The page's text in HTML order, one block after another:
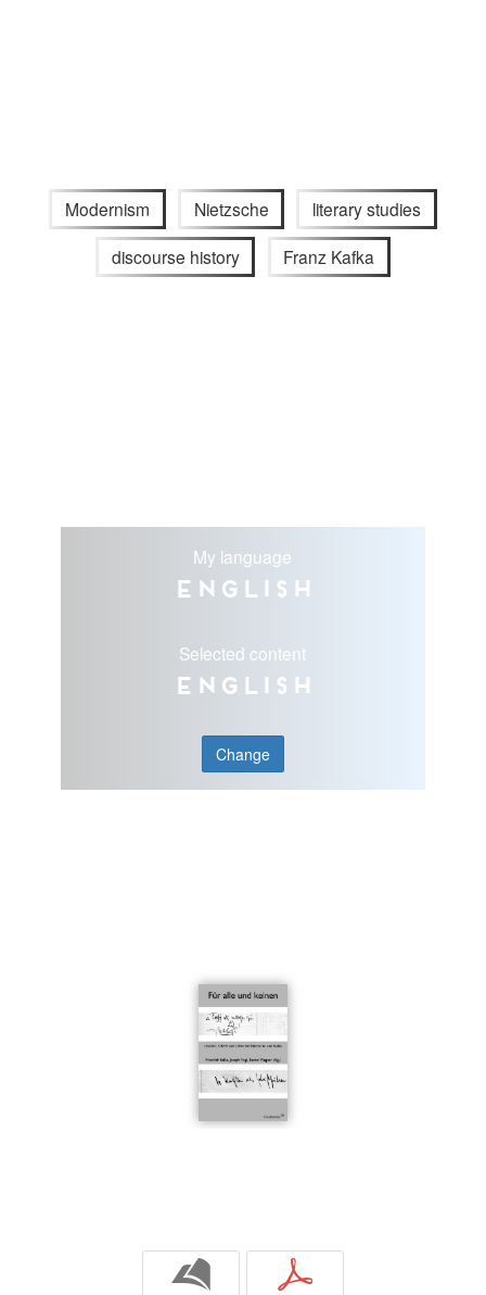
Modernism Nietzsche literary studies
discourse history Franz Kafka
My language
English
Selected content
English
Change
b p